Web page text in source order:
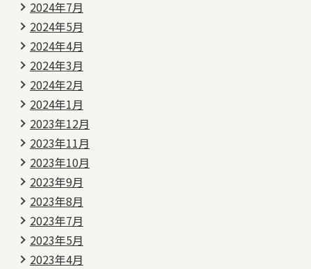
2024年7月
2024年5月
2024年4月
2024年3月
2024年2月
2024年1月
2023年12月
2023年11月
2023年10月
2023年9月
2023年8月
2023年7月
2023年5月
2023年4月